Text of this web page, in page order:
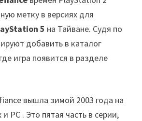
метку в версиях для
5 на Тайване. Судя по
добавить в каталог
игра появится в разделе
вышла зимой 2003 года на
PC . Это пятая часть в серии,